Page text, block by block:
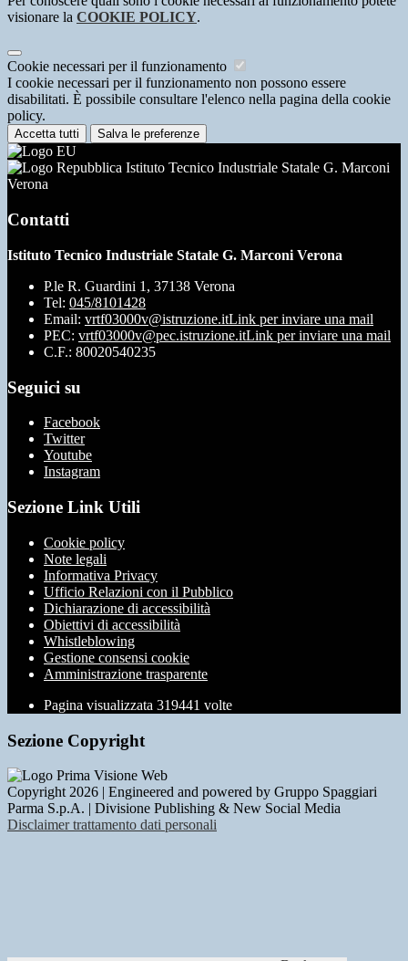
visionare la COOKIE POLICY.
Cookie necessari per il funzionamento
I cookie necessari per il funzionamento non possono essere
disabilitati. È possibile consultare l'elenco nella pagina della cookie
policy.
Accetta tutti Salva le preferenze
Istituto Tecnico Industriale Statale G. Marconi
Verona
Contatti
Istituto Tecnico Industriale Statale G. Marconi Verona
P.le R. Guardini 1, 37138 Verona
Tel: 045/8101428
Email: vrtf03000v@istruzione.itLink per inviare una mail
PEC: vrtf03000v@pec.istruzione.itLink per inviare una mail
C.F.: 80020540235
Seguici su
Facebook
Twitter
Youtube
Instagram
Sezione Link Utili
Cookie policy
Note legali
Informativa Privacy
Ufficio Relazioni con il Pubblico
Dichiarazione di accessibilità
Obiettivi di accessibilità
Whistleblowing
Gestione consensi cookie
Amministrazione trasparente
Pagina visualizzata 319441 volte
Sezione Copyright
Copyright 2026 | Engineered and powered by Gruppo Spaggiari
Parma S.p.A. | Divisione Publishing & New Social Media
Disclaimer trattamento dati personali